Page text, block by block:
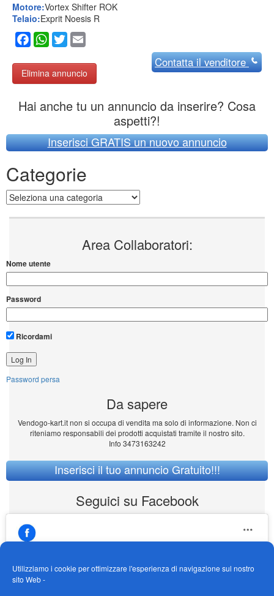
Utilizziamo i cookie per ottimizzare l'esperienza di navigazione sul nostro
sito Web -
Motore:Vortex Shifter ROK
Telaio:Exprit Noesis R
Facebook
WhatsApp
Twitter
Elimina annuncio
Contattail venditore
Hai anche tu un annuncio da inserire? Cosa
aspetti?!
Inserisci GRATIS un nuovo annuncio
Categorie
Categorie
Area Collaboratori:
Nome utente
Password
Ricordami
Password persa
Da sapere
Vendogo-kart.it non si occupa di vendita ma solo di informazione. Non ci
riteniamo responsabili dei prodotti acquistati tramite il nostro sito.
Info 3473163242
Inserisci il tuo annuncio Gratuito!!!
Seguici su Facebook